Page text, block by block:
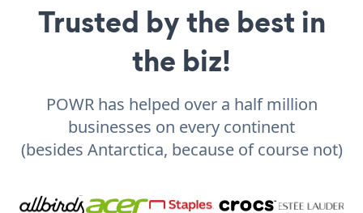
Trusted by the best in
the biz!
POWR has helped over a half million
businesses on every continent
(besides Antarctica, because of course not)